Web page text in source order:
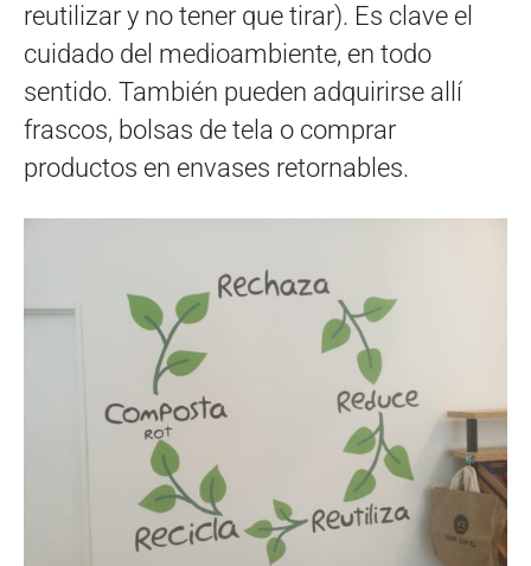
reutilizar y no tener que tirar). Es clave el
cuidado del medioambiente, en todo
sentido. También pueden adquirirse allí
frascos, bolsas de tela o comprar
productos en envases retornables.